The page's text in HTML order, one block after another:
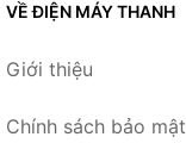
VỀ ĐIỆN MÁY THANH
Giới thiệu
Chính sách bảo mật